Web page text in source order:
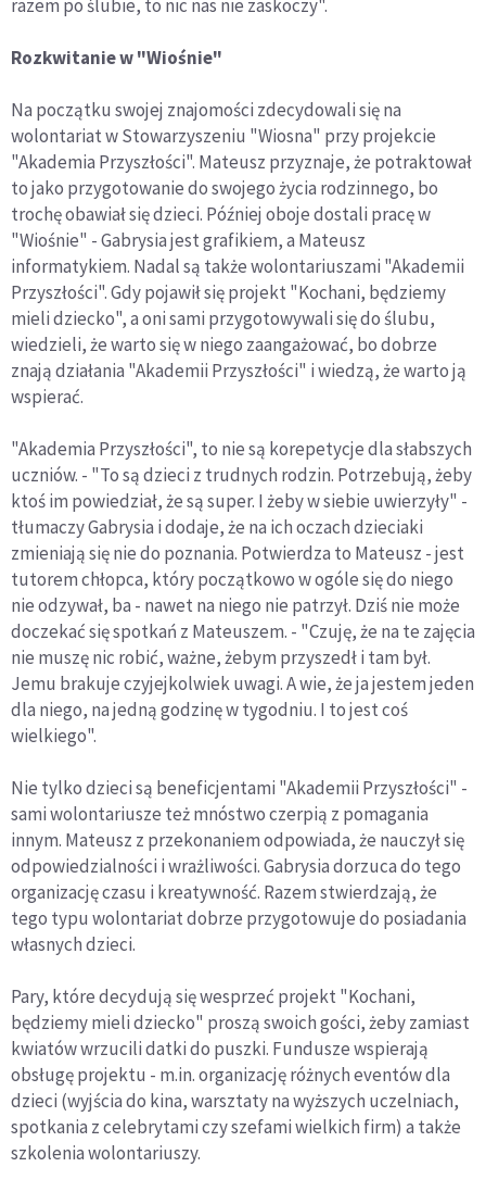
razem po ślubie, to nic nas nie zaskoczy".
Rozkwitanie w "Wiośnie"
Na początku swojej znajomości zdecydowali się na
wolontariat w Stowarzyszeniu "Wiosna" przy projekcie
"Akademia Przyszłości". Mateusz przyznaje, że potraktował
to jako przygotowanie do swojego życia rodzinnego, bo
trochę obawiał się dzieci. Później oboje dostali pracę w
"Wiośnie" - Gabrysia jest grafikiem, a Mateusz
informatykiem. Nadal są także wolontariuszami "Akademii
Przyszłości". Gdy pojawił się projekt "Kochani, będziemy
mieli dziecko", a oni sami przygotowywali się do ślubu,
wiedzieli, że warto się w niego zaangażować, bo dobrze
znają działania "Akademii Przyszłości" i wiedzą, że warto ją
wspierać.
"Akademia Przyszłości", to nie są korepetycje dla słabszych
uczniów. - "To są dzieci z trudnych rodzin. Potrzebują, żeby
ktoś im powiedział, że są super. I żeby w siebie uwierzyły" -
tłumaczy Gabrysia i dodaje, że na ich oczach dzieciaki
zmieniają się nie do poznania. Potwierdza to Mateusz - jest
tutorem chłopca, który początkowo w ogóle się do niego
nie odzywał, ba - nawet na niego nie patrzył. Dziś nie może
doczekać się spotkań z Mateuszem. - "Czuję, że na te zajęcia
nie muszę nic robić, ważne, żebym przyszedł i tam był.
Jemu brakuje czyjejkolwiek uwagi. A wie, że ja jestem jeden
dla niego, na jedną godzinę w tygodniu. I to jest coś
wielkiego".
Nie tylko dzieci są beneficjentami "Akademii Przyszłości" -
sami wolontariusze też mnóstwo czerpią z pomagania
innym. Mateusz z przekonaniem odpowiada, że nauczył się
odpowiedzialności i wrażliwości. Gabrysia dorzuca do tego
organizację czasu i kreatywność. Razem stwierdzają, że
tego typu wolontariat dobrze przygotowuje do posiadania
własnych dzieci.
Pary, które decydują się wesprzeć projekt "Kochani,
będziemy mieli dziecko" proszą swoich gości, żeby zamiast
kwiatów wrzucili datki do puszki. Fundusze wspierają
obsługę projektu - m.in. organizację różnych eventów dla
dzieci (wyjścia do kina, warsztaty na wyższych uczelniach,
spotkania z celebrytami czy szefami wielkich firm) a także
szkolenia wolontariuszy.